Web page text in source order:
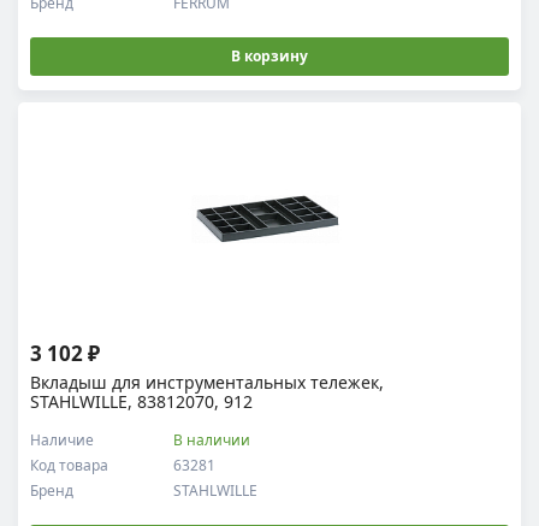
В корзину
Вкладыш для инструментальных тележек,
STAHLWILLE, 83812070, 912
Код товара 63281
Наличие В наличии
Бренд STAHLWILLE
3 102 ₽